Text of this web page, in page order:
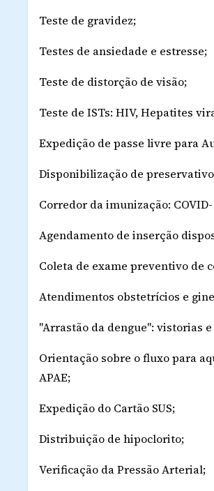
Teste de gravidez;
Testes de ansiedade e estresse;
Teste de distorção de visão;
Teste de ISTs: HIV, Hepatites
Expedição de passe livre para
Disponibilização de
Corredor da imunização: COVID-
Agendamento de inserção
Coleta de exame preventivo de
Atendimentos obstetrícios e
"Arrastão da dengue": vistorias
Orientação sobre o fluxo para
APAE;
Expedição do Cartão SUS;
Distribuição de hipoclorito;
Verificação da Pressão Arterial;